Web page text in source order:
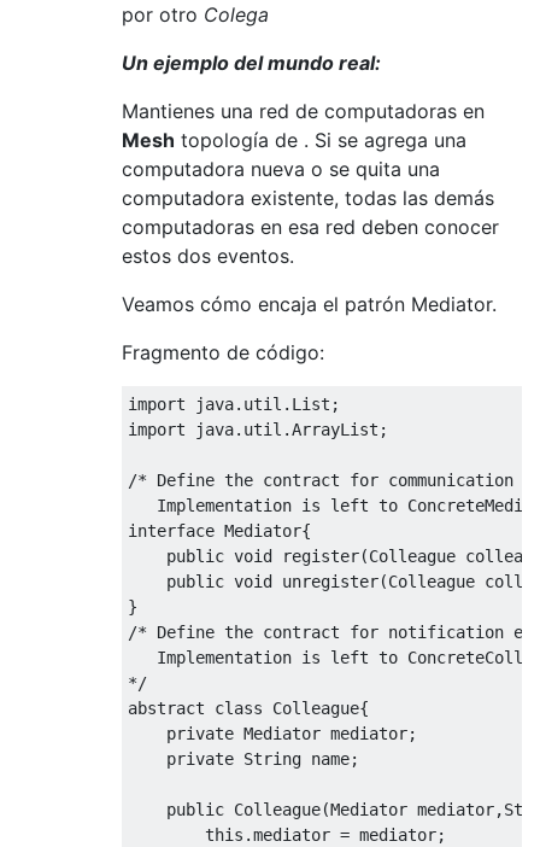
por otro Colega
Un ejemplo del mundo real:
Mantienes una red de computadoras en
Mesh topología de . Si se agrega una
computadora nueva o se quita una
computadora existente, todas las demás
computadoras en esa red deben conocer
estos dos eventos.
Veamos cómo encaja el patrón Mediator.
Fragmento de código:
import java.util.List;
import java.util.ArrayList;
/* Define the contract for communication
Implementation is left to
interface Mediator{
public void register(Colleague
public void unregister(Colleague
}
/* Define the contract for notification
Implementation is left to
*/
abstract class Colleague{
    private Mediator mediator;
    private String name;
public Colleague(Mediator
        this.mediator = mediator;